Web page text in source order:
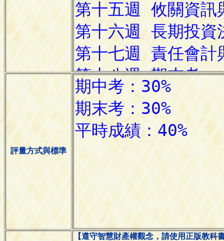
評量方式與標準
【遵守智慧財產權觀念，請使用正版教科